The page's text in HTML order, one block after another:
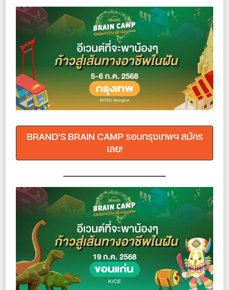
BRAND’S BRAIN CAMP รอบกรุงเทพฯ สมัคร
เลย!